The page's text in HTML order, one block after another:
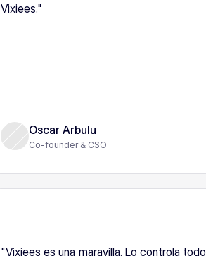
Vixiees."
Oscar Arbulu
Co-founder & CSO
"Vixiees es una maravilla. Lo controla